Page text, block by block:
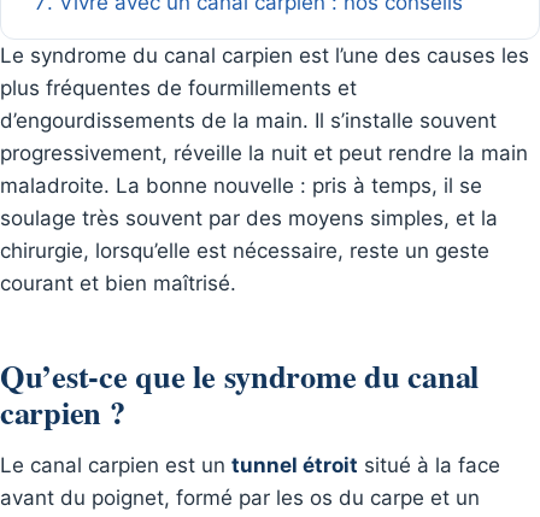
Le syndrome du canal carpien est l’une des causes les
plus fréquentes de fourmillements et
d’engourdissements de la main. Il s’installe souvent
progressivement, réveille la nuit et peut rendre la main
maladroite. La bonne nouvelle : pris à temps, il se
soulage très souvent par des moyens simples, et la
chirurgie, lorsqu’elle est nécessaire, reste un geste
courant et bien maîtrisé.
Qu’est-ce que le syndrome du canal
carpien ?
Le canal carpien est un tunnel étroit situé à la face
avant du poignet, formé par les os du carpe et un